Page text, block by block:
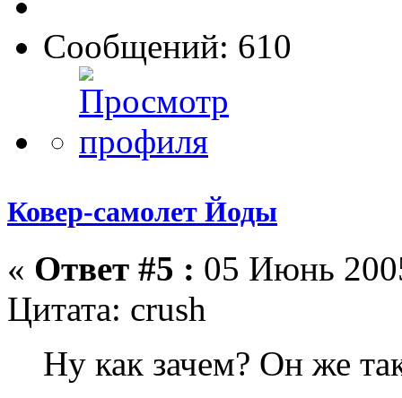
Сообщений: 610
Ковер-самолет Йоды
« Ответ #5 : 05 Июнь
Цитата: crush
Ну как зачем? Он же